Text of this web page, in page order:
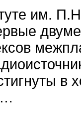
им.
в